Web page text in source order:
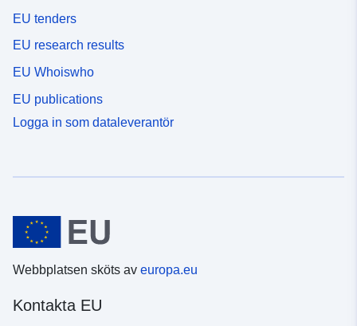
EU tenders
EU research results
EU Whoiswho
EU publications
Logga in som dataleverantör
Webbplatsen sköts av europa.eu
Kontakta EU